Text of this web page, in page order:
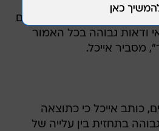
זאת להעלאה אף מעבר
הוא אופייני למקרים דומים
ודאות גבוהה בכל האמור
מסביר אייכל.
כותב אייכל כי כתוצאה
בתחזית בין עלייה של